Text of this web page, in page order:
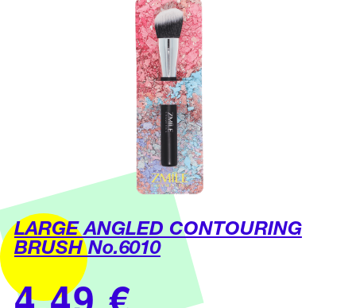
LARGE ANGLED CONTOURING
BRUSH No.6010